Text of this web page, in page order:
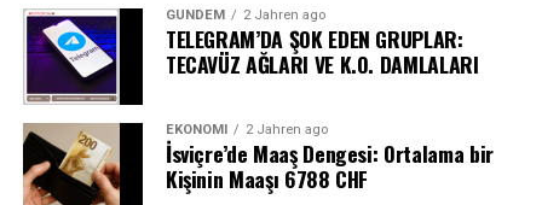
GÜNDEM 2 Jahren ago
TELEGRAM’DA ŞOK EDEN GRUPLAR:
TECAVÜZ AĞLARI VE K.O. DAMLALARI
EKONOMI 2 Jahren ago
İsviçre’de Maaş Dengesi: Ortalama bir
Kişinin Maaşı 6788 CHF